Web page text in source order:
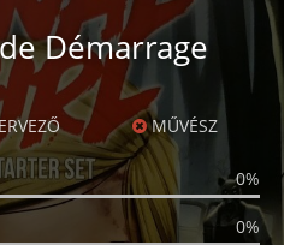
Démarrage
MŰVÉSZ
0%
0%